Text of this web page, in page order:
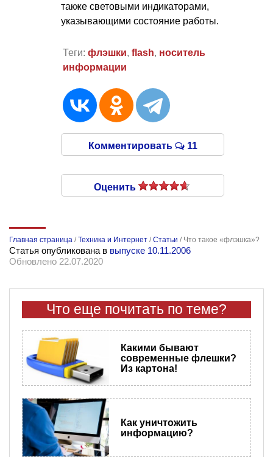
также световыми индикаторами,
указывающими состояние работы.
Теги: флэшки, flash, носитель
информации
Комментировать 11
Оценить
Главная страница /Техника и Интернет /Статьи / Что такое «флэшка»?
Статья опубликована в выпуске 10.11.2006
Обновлено 22.07.2020
Что еще почитать по теме?
Какими бывают
современные флешки?
Из картона!
Как уничтожить
информацию?